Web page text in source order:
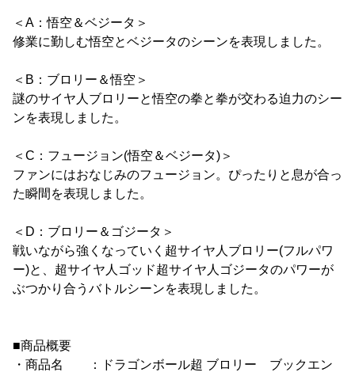
＜A：悟空＆ベジータ＞
修業に勤しむ悟空とベジータのシーンを表現しました。
＜B：ブロリー＆悟空＞
謎のサイヤ人ブロリーと悟空の拳と拳が交わる迫力のシー
ンを表現しました。
＜C：フュージョン(悟空＆ベジータ)＞
ファンにはおなじみのフュージョン。ぴったりと息が合っ
た瞬間を表現しました。
＜D：ブロリー＆ゴジータ＞
戦いながら強くなっていく超サイヤ人ブロリー(フルパワ
ー)と、超サイヤ人ゴッド超サイヤ人ゴジータのパワーが
ぶつかり合うバトルシーンを表現しました。
■商品概要
・商品名 ：ドラゴンボール超 ブロリー ブックエン